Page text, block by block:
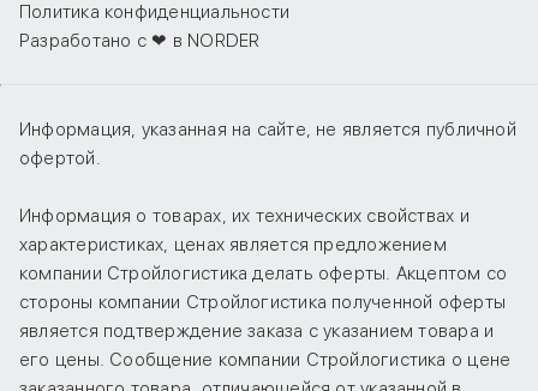
Политика конфиденциальности
Разработано с ❤ в NORDER
Информация, указанная на сайте, не является публичной
офертой.
Информация о товарах, их технических свойствах и
характеристиках, ценах является предложением
компании Стройлогистика делать оферты. Акцептом со
стороны компании Стройлогистика полученной оферты
является подтверждение заказа с указанием товара и
его цены. Сообщение компании Стройлогистика о цене